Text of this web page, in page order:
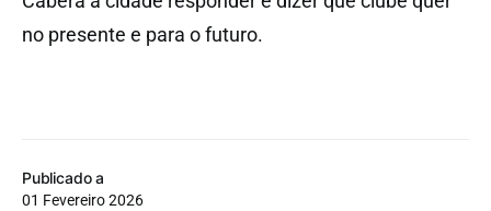
Publicado a
01 Fevereiro 2026
no presente e para o futuro.